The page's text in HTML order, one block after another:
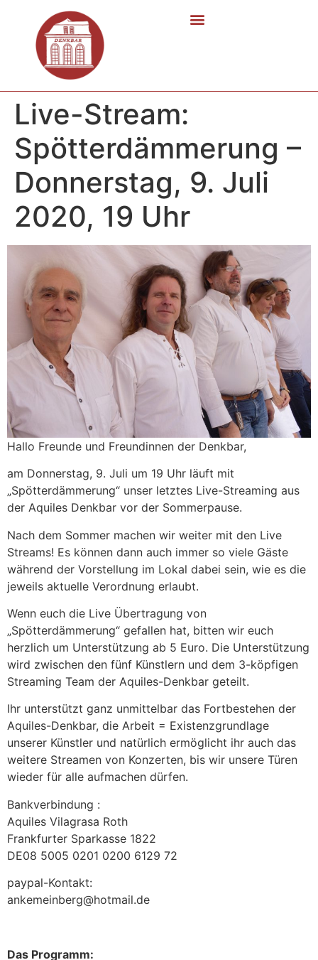
Live-Stream:
Spötterdämmerung –
Donnerstag, 9. Juli
2020, 19 Uhr
Hallo Freunde und Freundinnen der Denkbar,
am Donnerstag, 9. Juli um 19 Uhr läuft mit
„Spötterdämmerung“ unser letztes Live-Streaming aus
der Aquiles Denkbar vor der Sommerpause.
Nach dem Sommer machen wir weiter mit den Live
Streams! Es können dann auch immer so viele Gäste
während der Vorstellung im Lokal dabei sein, wie es die
jeweils aktuelle Verordnung erlaubt.
Wenn euch die Live Übertragung von
„Spötterdämmerung“ gefallen hat, bitten wir euch
herzlich um Unterstützung ab 5 Euro. Die Unterstützung
wird zwischen den fünf Künstlern und dem 3-köpfigen
Streaming Team der Aquiles-Denkbar geteilt.
Ihr unterstützt ganz unmittelbar das Fortbestehen der
Aquiles-Denkbar, die Arbeit = Existenzgrundlage
unserer Künstler und natürlich ermöglicht ihr auch das
weitere Streamen von Konzerten, bis wir unsere Türen
wieder für alle aufmachen dürfen.
Bankverbindung :
Aquiles Vilagrasa Roth
Frankfurter Sparkasse 1822
DE08 5005 0201 0200 6129 72
paypal-Kontakt:
ankemeinberg@hotmail.de
Das Programm: